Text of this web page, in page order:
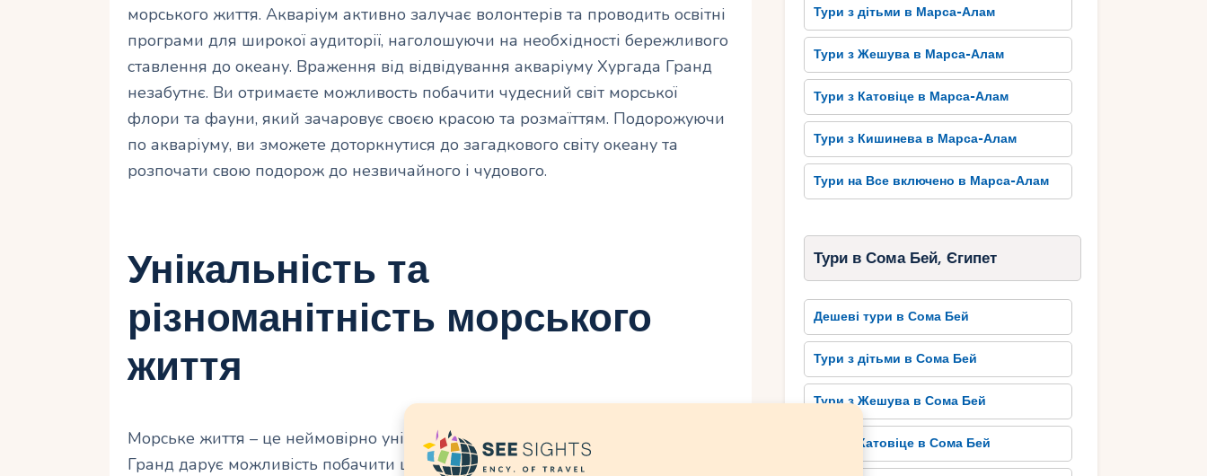
морського життя. Акваріум активно залучає волонтерів та проводить освітні
програми для широкої аудиторії, наголошуючи на необхідності бережливого
ставлення до океану. Враження від відвідування акваріуму Хургада Гранд
незабутнє. Ви отримаєте можливость побачити чудесний світ морської
флори та фауни, який зачаровує своєю красою та розмаїттям. Подорожуючи
по акваріуму, ви зможете доторкнутися до загадкового світу океану та
розпочати свою подорож до незвичайного і чудового.
Унікальність та
різноманітність морського
життя
Морське життя – це неймовірно унікальне і різноманітне. Акваріум Хургада
Гранд дарує можливість побачити цю непересічну красу з власних очей.
Тури з дітьми в Марса-Алам
Тури з Жешува в Марса-Алам
Тури з Катовіце в Марса-Алам
Тури з Кишинева в Марса-Алам
Тури на Все включено в Марса-Алам
Тури в Сома Бей, Єгипет
Дешеві тури в Сома Бей
Тури з дітьми в Сома Бей
Тури з Жешува в Сома Бей
Тури з Катовіце в Сома Бей